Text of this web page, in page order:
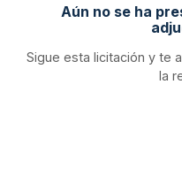
Aún no se ha
Sigue esta licitación y te
la